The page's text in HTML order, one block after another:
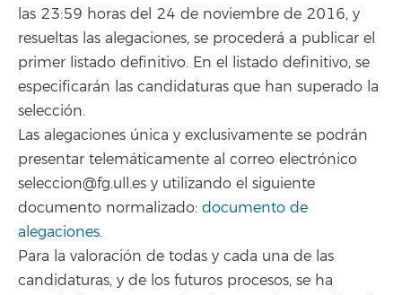
las 23:59 horas del 24 de noviembre de 2016, y
resueltas las alegaciones, se procederá a publicar el
primer listado definitivo. En el listado definitivo, se
especificarán las candidaturas que han superado la
selección.
Las alegaciones única y exclusivamente se podrán
presentar telemáticamente al correo electrónico
seleccion@fg.ull.es y utilizando el siguiente
documento normalizado: documento de
alegaciones.
Para la valoración de todas y cada una de las
candidaturas, y de los futuros procesos, se ha